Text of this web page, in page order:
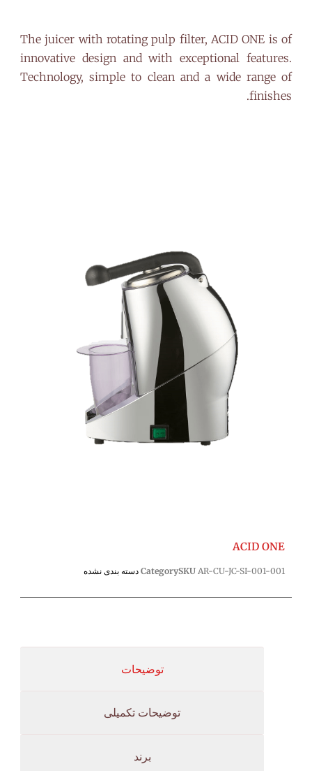
The juicer with rotating pulp filter, ACID ONE is of
innovative design and with exceptional features.
Technology, simple to clean and a wide range of
finishes.
ACID ONE
SKUAR-CU-JC-SI-001-001
Category دسته بندی نشده
توضیحات
توضیحات تکمیلی
برند